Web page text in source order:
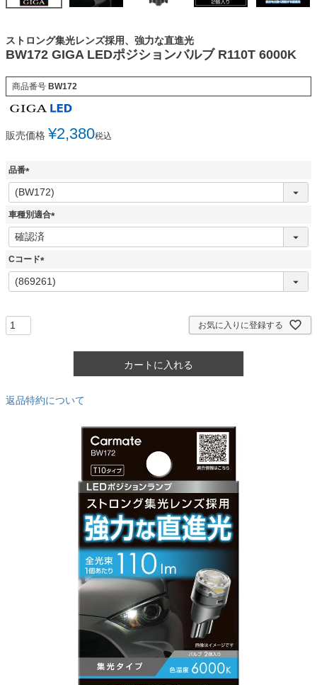
ストロング集光レンズ採用、強力な直進光
BW172 GIGA LEDポジションバルブ R110T 6000K
商品番号 BW172
販売価格 ¥2,380税込
品番
(
必
須
車種別適合
(
Cコード
(
必
お気に入りに登録する
カートに入れる
返品特約について